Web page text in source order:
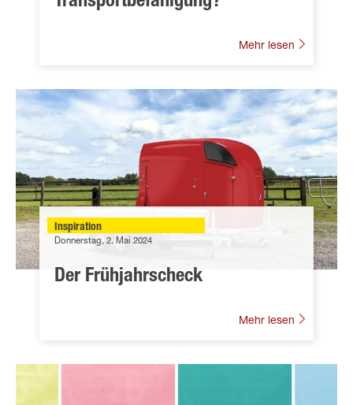
Mehr lesen
Inspiration
Donnerstag, 2. Mai 2024
Der Frühjahrscheck
Mehr lesen